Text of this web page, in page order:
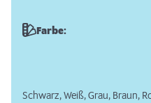
Farbe:
Schwarz, Weiß, Grau, Braun,